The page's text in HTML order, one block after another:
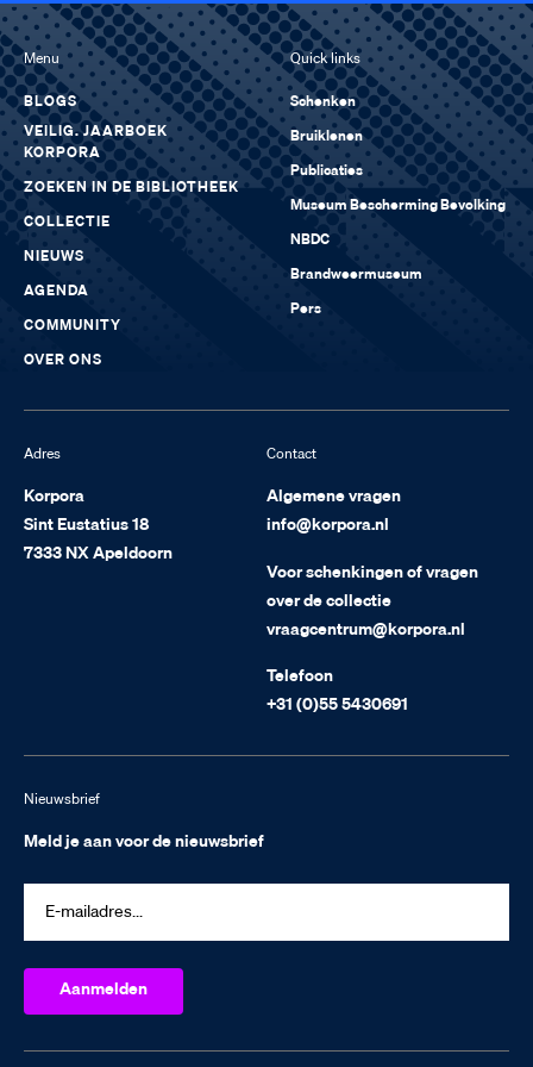
Menu
BLOGS
VEILIG. JAARBOEK
KORPORA
ZOEKEN IN DE BIBLIOTHEEK
COLLECTIE
NIEUWS
AGENDA
COMMUNITY
OVER ONS
Quick links
Schenken
Bruiklenen
Publicaties
Museum Bescherming Bevolking
NBDC
Brandweermuseum
Pers
Adres
Korpora
Sint Eustatius 18
7333 NX Apeldoorn
Contact
Algemene vragen
info@korpora.nl
Voor schenkingen of vragen
over de collectie
vraagcentrum@korpora.nl
Telefoon
+31 (0)55 5430691
Nieuwsbrief
Meld je aan voor de nieuwsbrief